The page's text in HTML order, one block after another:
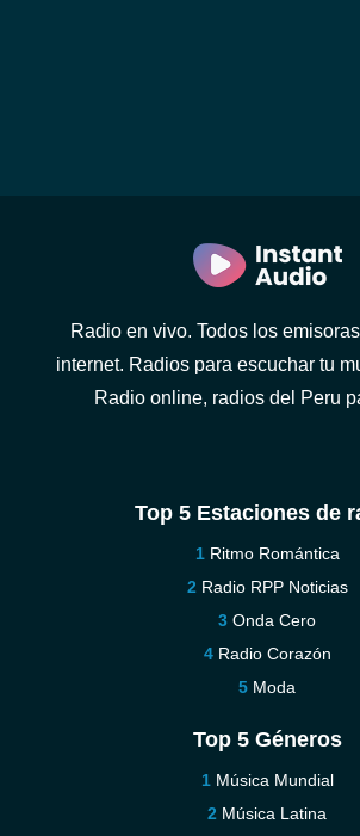
Radio en vivo. Todos los
internet. Radios para escuchar tu
Radio online, radios del Peru
Top 5 Estaciones de
Ritmo Romántica
Radio RPP Noticias
Onda Cero
Radio Corazón
Moda
Top 5 Géneros
Música Mundial
Música Latina